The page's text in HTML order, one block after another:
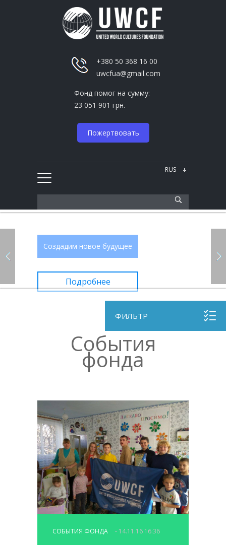
+380 50 368 16 00
uwcfua@gmail.com
Фонд помог на сумму:
23 051 901 грн.
Пожертвовать
Создадим новое будущее
Подробнее
ФИЛЬТР
События
фонда
СОБЫТИЯ ФОНДА - 14.11.16 16:36